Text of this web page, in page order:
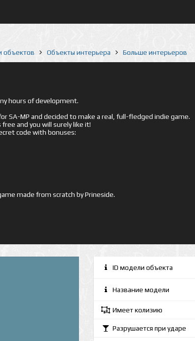
объектов Объекты интерьера Больше интерьеров
hours of development.
SA-MP and decided to make a real, full-fledged indie game.
and you will surely like it!
code with bonuses:
made from scratch by Prineside.
ID модели объекта
Название модели
Имеет колизию
Разрушается при ударе